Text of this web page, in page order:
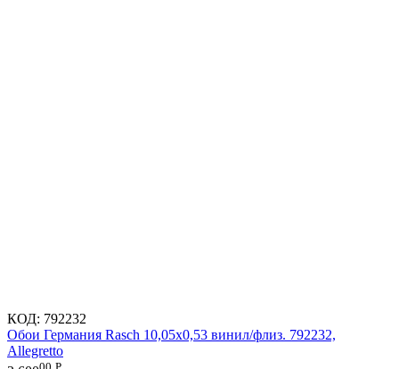
КОД: 792232
Обои Германия Rasch 10,05x0,53 винил/флиз. 792232,
Allegretto
00 Р